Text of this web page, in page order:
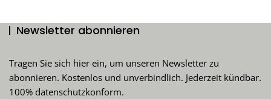
Newsletter abonnieren
Tragen Sie sich hier ein, um unseren Newsletter zu
abonnieren. Kostenlos und unverbindlich. Jederzeit kündbar.
100% datenschutzkonform.